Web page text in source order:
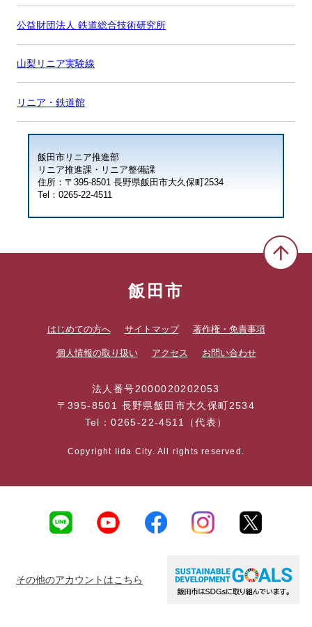
公益財団法人 鉄道総合技術研究所
山梨リニア実験線
リニア・鉄道館
飯田市リニア推進部
リニア推進課・リニア整備課
住所：〒395-8501 長野県飯田市大久保町2534
Tel：0265-22-4511
飯田市
はじめての方へ サイトマップ 著作権・免責事項
個人情報の取り扱い アクセス お問い合わせ
法人番号2000020202053
〒395-8501 長野県飯田市大久保町2534
Tel：0265-22-4511（代表）
Copyright Iida City. All rights reserved.
その他のアカウントはこちら